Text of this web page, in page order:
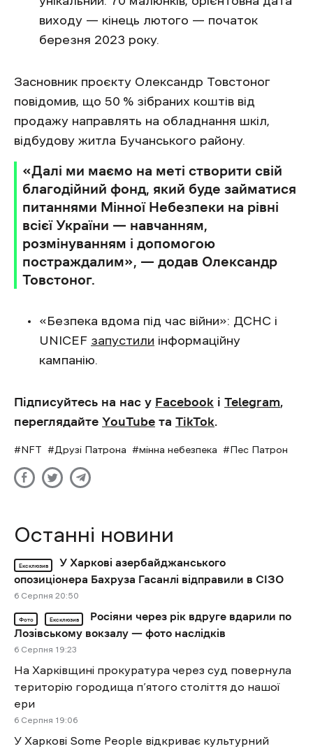
виходу — кінець лютого — початок
березня 2023 року.
Засновник проєкту Олександр Товстоног
повідомив, що 50 % зібраних коштів від
продажу направлять на обладнання шкіл,
відбудову житла Бучанського району.
«Далі ми маємо на меті створити свій
благодійний фонд, який буде займатися
питаннями Мінної Небезпеки на рівні
всієї України — навчанням,
розмінуванням і допомогою
постраждалим», — додав Олександр
Товстоног.
«Безпека вдома під час війни»: ДСНС і
UNICEF запустили інформаційну
кампанію.
Підписуйтесь на нас у Facebook і Telegram,
переглядайте YouTube та TikTok.
NFT Друзі Патрона мінна небезпека Пес Патрон
Останні новини
Ексклюзив
У Харкові азербайджанського
опозиціонера Бахруза Гасанлі відправили в СІЗО
6 Cерпня 20:50
Фото Ексклюзив
Росіяни через рік вдруге вдарили по
Лозівському вокзалу — фото наслідків
6 Cерпня 19:23
На Харківщині прокуратура через суд повернула
територію городища п’ятого століття до нашої
ери
6 Cерпня 19:06
У Харкові Some People відкриває культурний